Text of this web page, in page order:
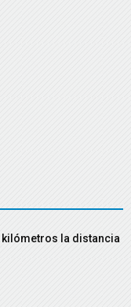
kilómetros la distancia